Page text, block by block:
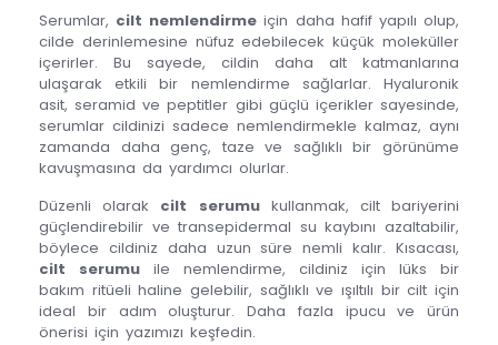
Serumlar, cilt nemlendirme için daha hafif yapılı olup,
cilde derinlemesine nüfuz edebilecek küçük moleküller
içerirler. Bu sayede, cildin daha alt katmanlarına
ulaşarak etkili bir nemlendirme sağlarlar. Hyaluronik
asit, seramid ve peptitler gibi güçlü içerikler sayesinde,
serumlar cildinizi sadece nemlendirmekle kalmaz, aynı
zamanda daha genç, taze ve sağlıklı bir görünüme
kavuşmasına da yardımcı olurlar.
Düzenli olarak cilt serumukullanmak, cilt bariyerini
güçlendirebilir ve transepidermal su kaybını azaltabilir,
böylece cildiniz daha uzun süre nemli kalır. Kısacası,
cilt serumu ile nemlendirme, cildiniz için lüks bir
bakım ritüeli haline gelebilir, sağlıklı ve ışıltılı bir cilt için
ideal bir adım oluşturur. Daha fazla ipucu ve ürün
önerisi için yazımızı keşfedin.